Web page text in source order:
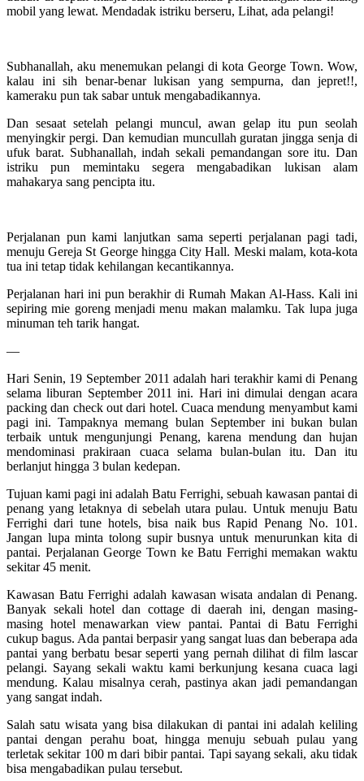
mobil yang lewat. Mendadak istriku berseru, Lihat, ada pelangi!
Subhanallah, aku menemukan pelangi di kota George Town. Wow,
kalau ini sih benar-benar lukisan yang sempurna, dan jepret!!,
kameraku pun tak sabar untuk mengabadikannya.
Dan sesaat setelah pelangi muncul, awan gelap itu pun seolah
menyingkir pergi. Dan kemudian muncullah guratan jingga senja di
ufuk barat. Subhanallah, indah sekali pemandangan sore itu. Dan
istriku pun memintaku segera mengabadikan lukisan alam
mahakarya sang pencipta itu.
Perjalanan pun kami lanjutkan sama seperti perjalanan pagi tadi,
menuju Gereja St George hingga City Hall. Meski malam, kota-kota
tua ini tetap tidak kehilangan kecantikannya.
Perjalanan hari ini pun berakhir di Rumah Makan Al-Hass. Kali ini
sepiring mie goreng menjadi menu makan malamku. Tak lupa juga
minuman teh tarik hangat.
—
Hari Senin, 19 September 2011 adalah hari terakhir kami di Penang
selama liburan September 2011 ini. Hari ini dimulai dengan acara
packing dan check out dari hotel. Cuaca mendung menyambut kami
pagi ini. Tampaknya memang bulan September ini bukan bulan
terbaik untuk mengunjungi Penang, karena mendung dan hujan
mendominasi prakiraan cuaca selama bulan-bulan itu. Dan itu
berlanjut hingga 3 bulan kedepan.
Tujuan kami pagi ini adalah Batu Ferrighi, sebuah kawasan pantai di
penang yang letaknya di sebelah utara pulau. Untuk menuju Batu
Ferrighi dari tune hotels, bisa naik bus Rapid Penang No. 101.
Jangan lupa minta tolong supir busnya untuk menurunkan kita di
pantai. Perjalanan George Town ke Batu Ferrighi memakan waktu
sekitar 45 menit.
Kawasan Batu Ferrighi adalah kawasan wisata andalan di Penang.
Banyak sekali hotel dan cottage di daerah ini, dengan masing-
masing hotel menawarkan view pantai. Pantai di Batu Ferrighi
cukup bagus. Ada pantai berpasir yang sangat luas dan beberapa ada
pantai yang berbatu besar seperti yang pernah dilihat di film lascar
pelangi. Sayang sekali waktu kami berkunjung kesana cuaca lagi
mendung. Kalau misalnya cerah, pastinya akan jadi pemandangan
yang sangat indah.
Salah satu wisata yang bisa dilakukan di pantai ini adalah keliling
pantai dengan perahu boat, hingga menuju sebuah pulau yang
terletak sekitar 100 m dari bibir pantai. Tapi sayang sekali, aku tidak
bisa mengabadikan pulau tersebut.